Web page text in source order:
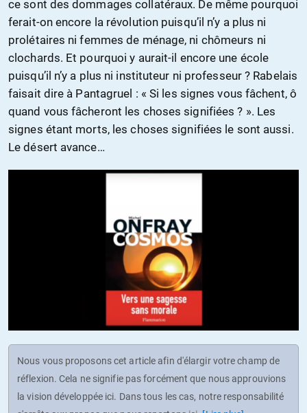
ce sont des dommages collatéraux. De même pourquoi
ferait-on encore la révolution puisqu’il n’y a plus ni
prolétaires ni femmes de ménage, ni chômeurs ni
clochards. Et pourquoi y aurait-il encore une école
puisqu’il n’y a plus ni instituteur ni professeur ? Rabelais
faisait dire à Pantagruel : « Si les signes vous fâchent, ô
quand vous fâcheront les choses signifiées ? ». Les
signes étant morts, les choses signifiées le sont aussi.
Le désert avance…
Nous vous proposons cet article afin d'élargir votre champ de
réflexion. Cela ne signifie pas forcément que nous approuvions
la vision développée ici. Dans tous les cas, notre responsabilité